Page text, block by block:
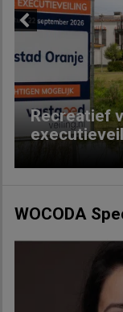
Recreatief
WOCODA